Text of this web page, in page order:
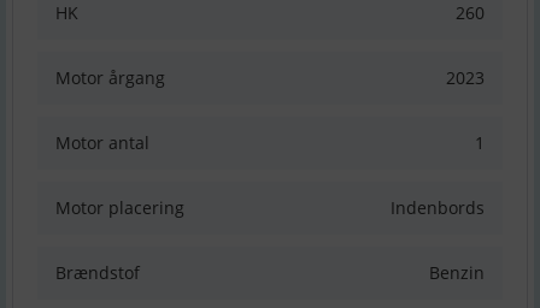
HK 260
Motor årgang 2023
Motor antal 1
Motor placering Indenbords
Brændstof Benzin